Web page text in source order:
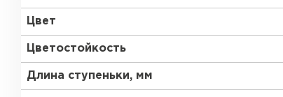
Цвет
Цветостойкость
Длина ступеньки, мм